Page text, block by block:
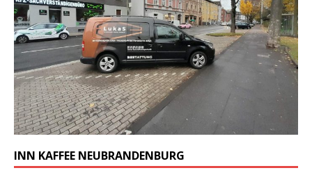
INN KAFFEE NEUBRANDENBURG